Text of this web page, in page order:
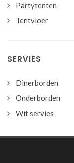
Partytenten
Tentvloer
SERVIES
Dinerborden
Onderborden
Wit servies